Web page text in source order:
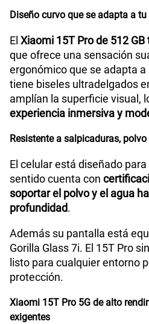
Diseño curvo que se adapta a
El Xiaomi 15T Pro de 512
que ofrece una sensación
ergonómico que se adapta
tiene biseles ultradelgados
amplían la superficie visual,
experiencia inmersiva y
Resistente a salpicaduras,
El celular está diseñado
sentido cuenta con
soportar el polvo y el agua
profundidad.
Además su pantalla está
Gorilla Glass 7i. El 15T Pro
listo para cualquier entorno
protección.
Xiaomi 15T Pro 5G de alto
exigentes